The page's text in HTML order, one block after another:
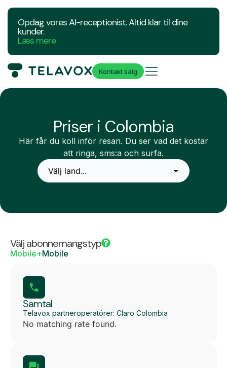
Opdag vores AI-receptionist. Altid klar til dine
kunder.
Læs mere
Kontakt salg
Priser i Colombia
Här får du koll inför resan. Du ser vad det kostar
att ringa, sms:a och surfa.
Välj abonnemangstyp
Mobile+Mobile
Samtal
Telavox partneroperatörer: Claro Colombia
No matching rate found.